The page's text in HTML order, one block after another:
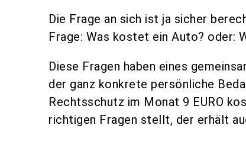
Die Frage an sich ist ja sicher
Frage: Was kostet ein Auto? oder:
Diese Fragen haben eines
der ganz konkrete persönliche
Rechtsschutz im Monat 9 EURO
richtigen Fragen stellt, der erhält